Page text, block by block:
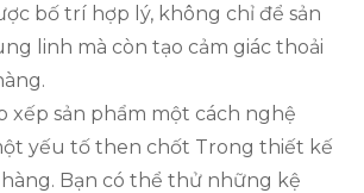
bố trí hợp lý, không chỉ để sản
linh mà còn tạo cảm giác thoải
xếp sản phẩm một cách nghệ
yếu tố then chốt Trong thiết kế
Bạn có thể thử những kệ